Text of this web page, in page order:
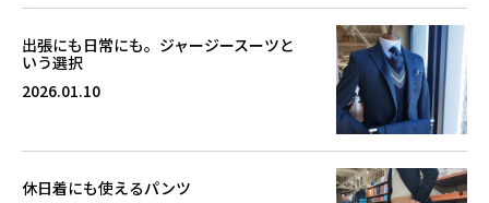
出張にも日常にも。ジャージースーツと
いう選択
2026.01.10
休日着にも使えるパンツ